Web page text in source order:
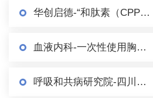
华创启德-“和肽素（CPP）检测（化学发光法）试剂盒及配套设备”项目 采购公告（第二轮）
血液内科-一次性使用胸骨穿刺针及套件（一次性骨髓穿刺包） 市场调研
呼吸和共病研究院-四川大学华西医院百万人群队列研究信息系统 市场调研